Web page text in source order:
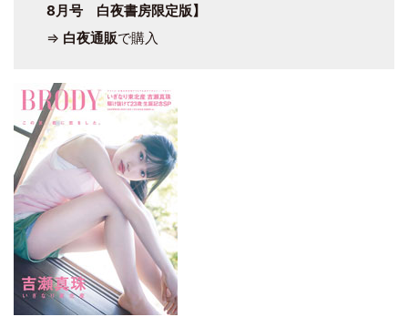
8月号 白夜書房限定版】
⇒ 白夜通販で購入